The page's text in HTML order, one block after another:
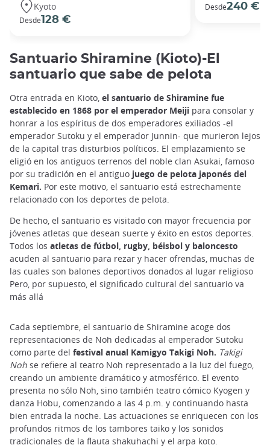
Kyoto
Desde128 €
Desde240 €
Santuario Shiramine (Kioto)-El
santuario que sabe de pelota
Otra entrada en Kioto, el santuario de Shiramine fue
establecido en 1868 por el emperador Meiji para consolar y
honrar a los espíritus de dos emperadores exiliados -el
emperador Sutoku y el emperador Junnin- que murieron lejos
de la capital tras disturbios políticos. El emplazamiento se
eligió en los antiguos terrenos del noble clan Asukai, famoso
por su tradición en el antiguo juego de pelota japonés del
Kemari. Por este motivo, el santuario está estrechamente
relacionado con los deportes de pelota.
De hecho, el santuario es visitado con mayor frecuencia por
jóvenes atletas que desean suerte y éxito en estos deportes.
Todos los atletas de fútbol, rugby, béisbol y baloncesto
acuden al santuario para rezar y hacer ofrendas, muchas de
las cuales son balones deportivos donados al lugar religioso
Pero, por supuesto, el significado cultural del santuario va
más allá
Cada septiembre, el santuario de Shiramine acoge dos
representaciones de Noh dedicadas al emperador Sutoku
como parte del festival anual Kamigyo Takigi Noh. Takigi
Noh se refiere al teatro Noh representado a la luz del fuego,
creando un ambiente dramático y atmosférico. El evento
presenta no sólo Noh, sino también teatro cómico Kyogen y
danza Hobu, comenzando a las 4 p.m. y continuando hasta
bien entrada la noche. Las actuaciones se enriquecen con los
profundos ritmos de los tambores taiko y los sonidos
tradicionales de la flauta shakuhachi y el arpa koto.